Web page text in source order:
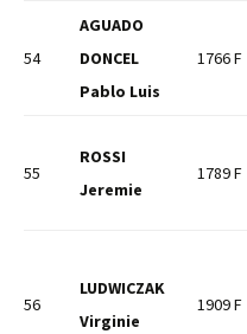
54
AGUADO
DONCEL
Pablo Luis
1766 F
55
ROSSI
Jeremie
1789 F
56
LUDWICZAK
Virginie
1909 F